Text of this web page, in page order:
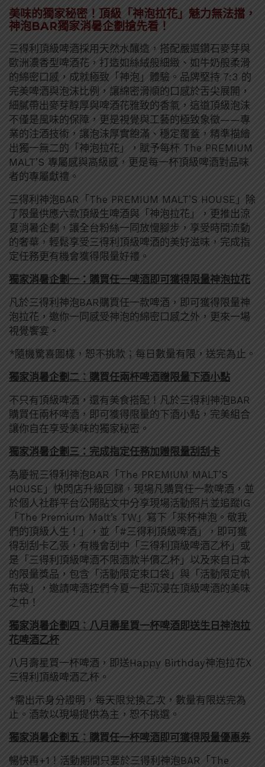
美味的獨家秘密！頂級「神泡拉花」魅力無法擋，
神泡BAR獨家消暑企劃搶先看！
三得利頂級啤酒採用天然水釀造，搭配嚴選鑽石麥芽與
歐洲濃香型啤酒花，打造如絲絨般細緻、如牛奶般柔滑
的綿密口感，成就極致「神泡」體驗。品牌堅持 7:3 的
完美啤酒與泡沫比例，讓綿密滑順的口感於舌尖展開，
細膩帶出麥芽醇厚與啤酒花雅致的香氣，這道頂級泡沫
不僅是風味的保障，更是視覺與工藝的極致象徵——專
業的注酒技術，讓泡沫厚實飽滿、穩定覆蓋，精準描繪
出獨一無二的「神泡拉花」，賦予每杯 The PREMIUM
MALT’S 專屬感與高級感，更是每一杯頂級啤酒對品味
者的專屬獻禮。
三得利神泡BAR「The PREMIUM MALT’S HOUSE」除
了限量供應六款頂級生啤酒與「神泡拉花」，更推出涼
夏消暑企劃，讓全台粉絲一同放慢腳步，享受時間流動
的奢華，輕鬆享受三得利頂級啤酒的美好滋味，完成指
定任務更有機會獲得限量好禮。
獨家消暑企劃一：購買任一啤酒即可獲得限量神泡拉花
凡於三得利神泡BAR購買任一款啤酒，即可獲得限量神
泡拉花，邀你一同感受神泡的綿密口感之外，更來一場
視覺饗宴。
*隨機驚喜圖樣，恕不挑款；每日數量有限，送完為止。
獨家消暑企劃二：購買任兩杯啤酒贈限量下酒小點
不只有頂級啤酒，還有美食搭配！凡於三得利神泡BAR
購買任兩杯啤酒，即可獲得限量的下酒小點，完美組合
讓你自在享受美味的獨家秘密。
獨家消暑企劃三：完成指定任務加贈限量刮刮卡
為慶祝三得利神泡BAR「The PREMIUM MALT’S
HOUSE」快閃店升級回歸，現場凡購買任一款啤酒，並
於個人社群平台公開貼文中分享現場活動照片並追蹤IG
「The Premium Malt’s TW」寫下「來杯神泡。敬我
們的頂級人生！」，並「#三得利頂級啤酒」，即可獲
得刮刮卡乙張，有機會刮中「三得利頂級啤酒乙杯」或
是「三得利頂級啤酒不限酒款半價乙杯」以及來自日本
的限量獎品，包含「活動限定束口袋」與「活動限定帆
布袋」，邀請啤酒控們今夏一起沉浸在頂級啤酒的美味
之中！
獨家消暑企劃四：八月壽星買一杯啤酒即送生日神泡拉
花啤酒乙杯
八月壽星買一杯啤酒，即送Happy Birthday神泡拉花X
三得利頂級啤酒乙杯。
*需出示身分證明，每天限兌換乙次，數量有限送完為
止。酒款以現場提供為主，恕不挑選。
獨家消暑企劃五：購買任一杯啤酒即可獲得限量優惠券
暢快再+1！活動期間只要於三得利神泡BAR「The